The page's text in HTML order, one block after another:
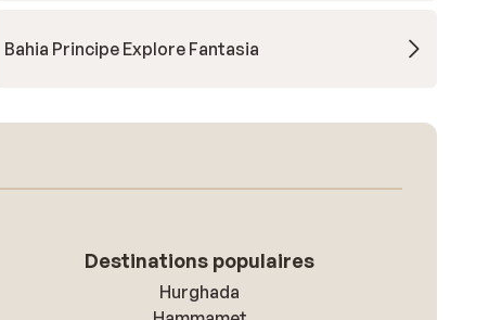
Bahia Principe Explore Fantasia
Destinations populaires
Hurghada